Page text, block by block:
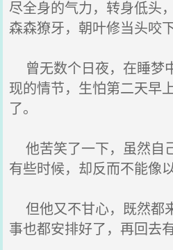
尽全身的气力，转身低头
森森獠牙，朝叶修当头咬下
曾无数个日夜，在睡梦
现的情节，生怕第二天早
了。
他苦笑了一下，虽然自
有些时候，却反而不能像
但他又不甘心，既然都
事也都安排好了，再回去